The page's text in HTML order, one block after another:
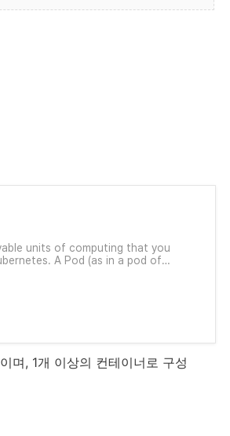
units of computing that you
A Pod (as in a pod of
며, 1개 이상의 컨테이너로 구성